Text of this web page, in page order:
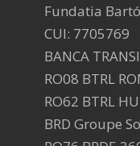
Fundatia
CUI: 7705769
BANCA
RO08 BTRL
RO62 BTRL
BRD Groupe